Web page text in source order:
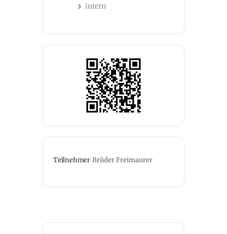
intern
Teilnehmer Brüder Freimaurer